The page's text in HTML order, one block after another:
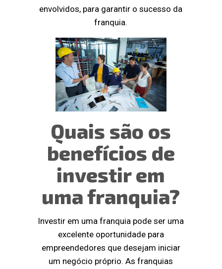
envolvidos, para garantir o sucesso da
franquia.
Quais são os
benefícios de
investir em
uma franquia?
Investir em uma franquia pode ser uma
excelente oportunidade para
empreendedores que desejam iniciar
um negócio próprio. As franquias